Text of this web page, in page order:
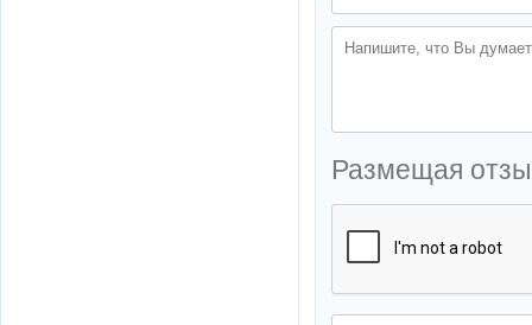
Размещая